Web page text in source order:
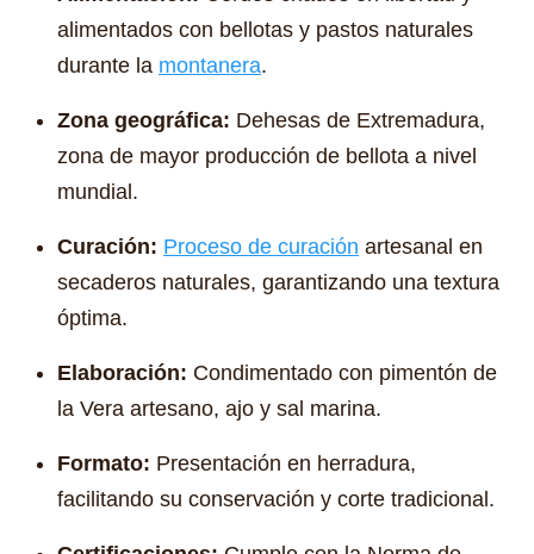
alimentados con bellotas y pastos naturales
durante la montanera.
Zona geográfica: Dehesas de Extremadura,
zona de mayor producción de bellota a nivel
mundial.
Curación: Proceso de curación artesanal en
secaderos naturales, garantizando una textura
óptima.
Elaboración: Condimentado con pimentón de
la Vera artesano, ajo y sal marina.
Formato: Presentación en herradura,
facilitando su conservación y corte tradicional.